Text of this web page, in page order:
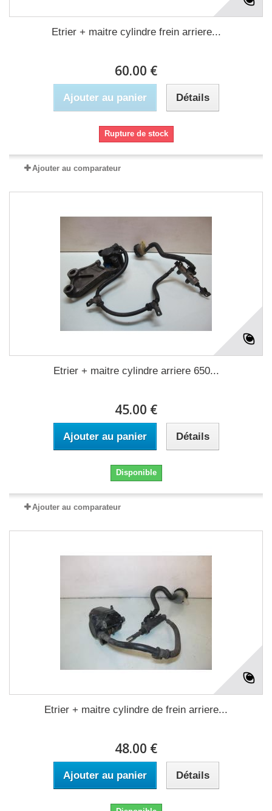
Etrier + maitre cylindre frein arriere...
60.00 €
Ajouter au panier Détails
Rupture de stock
Ajouter au comparateur
Etrier + maitre cylindre arriere 650...
45.00 €
Ajouter au panier Détails
Disponible
Ajouter au comparateur
Etrier + maitre cylindre de frein arriere...
48.00 €
Ajouter au panier Détails